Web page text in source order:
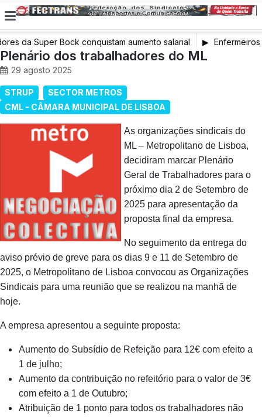
da Super Bock conquistam aumento salarial
em Greve
Plenário dos trabalhadores do ML
29 agosto 2025
STRUP
SECTOR METROS
CML - CÂMARA MUNICIPAL DE LISBOA
As organizações sindicais do
ML – Metropolitano de Lisboa,
decidiram marcar Plenário
Geral de Trabalhadores para o
próximo dia 2 de Setembro de
2025 para apresentação da
proposta final da empresa.
No seguimento da entrega do
aviso prévio de greve para os dias 9 e 11 de Setembro de
2025, o Metropolitano de Lisboa convocou as Organizações
Sindicais para uma reunião que se realizou na manhã de
hoje.
A empresa apresentou a seguinte proposta:
Aumento do Subsídio de Refeição para 12€ com efeito a
1 de julho;
Aumento da contribuição no refeitório para o valor de 3€
com efeito a 1 de Outubro;
Atribuição de 1 ponto para todos os trabalhadores não